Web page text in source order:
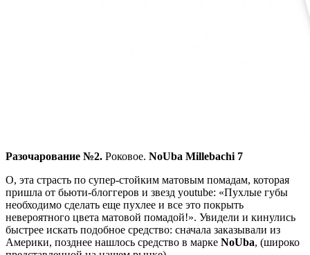
Разочарование №2. Роковое. NoUba Millebachi 7
О, эта страсть по супер-стойким матовым помадам, которая
пришла от бьюти-блоггеров и звезд youtube: «Пухлые губы
необходимо сделать еще пухлее и все это покрыть
невероятного цвета матовой помадой!». Увидели и кинулись
быстрее искать подобное средство: сначала заказывали из
Америки, позднее нашлось средство в марке NoUba, (широко